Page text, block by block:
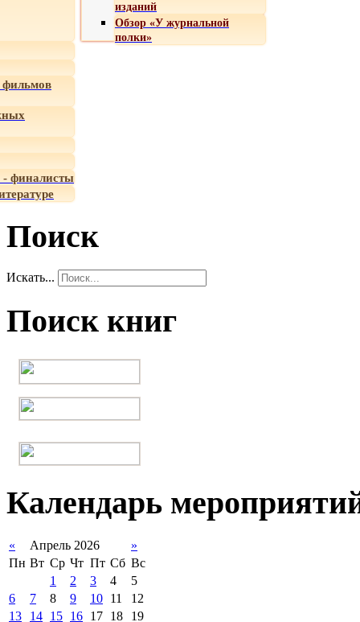
изданий
Обзор «У журнальной
полки»
- финалисты
Поиск
Искать...
Поиск книг
Календарь
« Апрель 2026
»
Пн Вт Ср Чт Пт Сб Вс
1
2 3 4
5
6
7 8 9 10 11
12
13
14 15 16 17 18 19